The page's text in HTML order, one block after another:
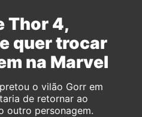
Thor 4,
quer trocar
na Marvel
o vilão Gorr em
de retornar ao
outro personagem.